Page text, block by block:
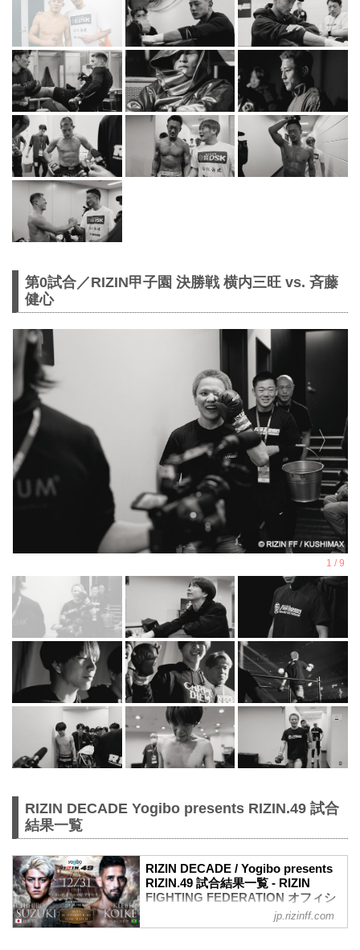
第0試合／RIZIN甲子園 決勝戦 横内三旺 vs. ⻫藤
健心
RIZIN DECADE Yogibo presents RIZIN.49 試合
結果一覧
RIZIN DECADE / Yogibo presents
RIZIN.49 試合結果一覧 - RIZIN
FIGHTING FEDERATION オフィシ
jp.rizinff.com